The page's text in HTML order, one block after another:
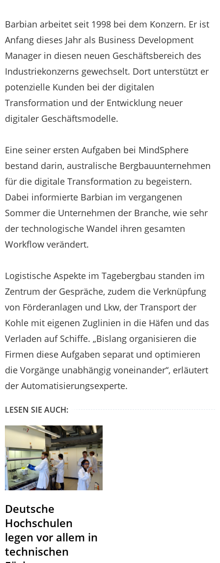
Barbian arbeitet seit 1998 bei dem Konzern. Er ist
Anfang dieses Jahr als Business Development
Manager in diesen neuen Geschäftsbereich des
Industriekonzerns gewechselt. Dort unterstützt er
potenzielle Kunden bei der digitalen
Transformation und der Entwicklung neuer
digitaler Geschäftsmodelle.
Eine seiner ersten Aufgaben bei MindSphere
bestand darin, australische Bergbauunternehmen
für die digitale Transformation zu begeistern.
Dabei informierte Barbian im vergangenen
Sommer die Unternehmen der Branche, wie sehr
der technologische Wandel ihren gesamten
Workflow verändert.
Logistische Aspekte im Tagebergbau standen im
Zentrum der Gespräche, zudem die Verknüpfung
von Förderanlagen und Lkw, der Transport der
Kohle mit eigenen Zuglinien in die Häfen und das
Verladen auf Schiffe. „Bislang organisieren die
Firmen diese Aufgaben separat und optimieren
die Vorgänge unabhängig voneinander“, erläutert
der Automatisierungsexperte.
LESEN SIE AUCH:
Deutsche
Hochschulen
legen vor allem in
technischen